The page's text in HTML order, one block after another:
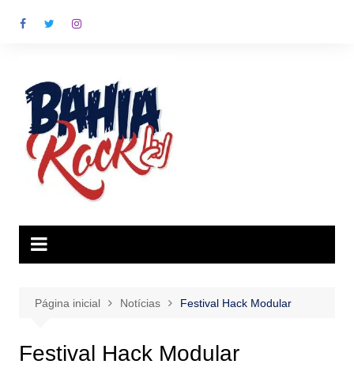
para
Página inicial Notícias Festival Hack Modular
Festival Hack Modular